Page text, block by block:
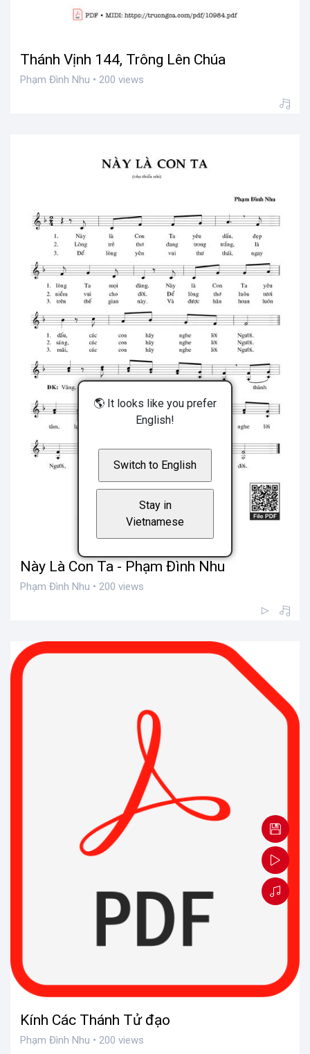
Thánh Vịnh 144, Trông Lên Chúa
Phạm Đình Nhu • 200 views
Này Là Con Ta - Phạm Đình Nhu
Phạm Đình Nhu • 200 views
Kính Các Thánh Tử đạo
Phạm Đình Nhu • 200 views
🌎 It looks like you prefer
English!
Switch to English
Stay in
Vietnamese